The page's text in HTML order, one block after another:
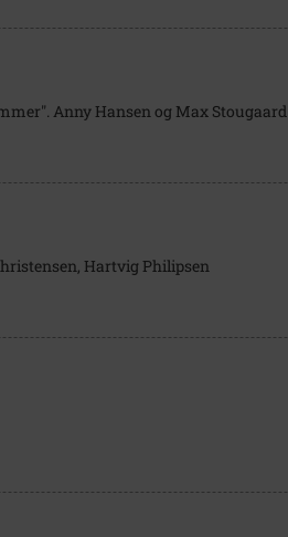
Anny Hansen og Max Stougaard
Hartvig Philipsen